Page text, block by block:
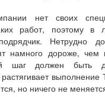
нет своих
работ, поэтому в
Нетрудно
намного дороже,
шаг должен быть
растягивает
но ничего не